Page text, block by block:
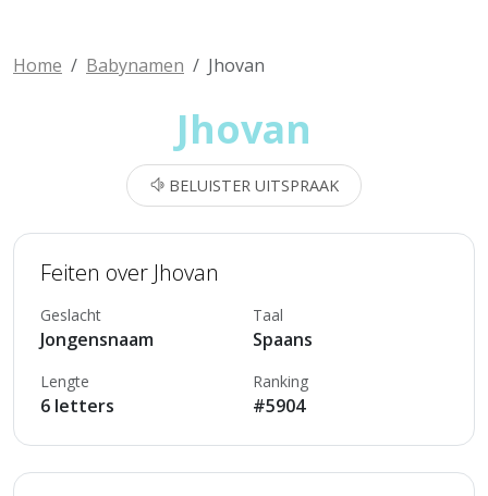
Home Babynamen Jhovan
Jhovan
BELUISTER UITSPRAAK
Feiten over Jhovan
Geslacht
Jongensnaam
Taal
Spaans
Lengte
6 letters
Ranking
#5904